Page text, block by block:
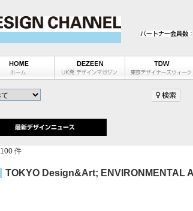
100 件
TOKYO Design&Art; ENVIRONMENTAL